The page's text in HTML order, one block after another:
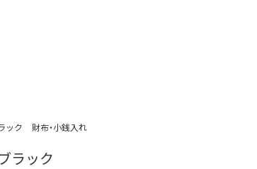
ック 財布・小銭入れ
ラック